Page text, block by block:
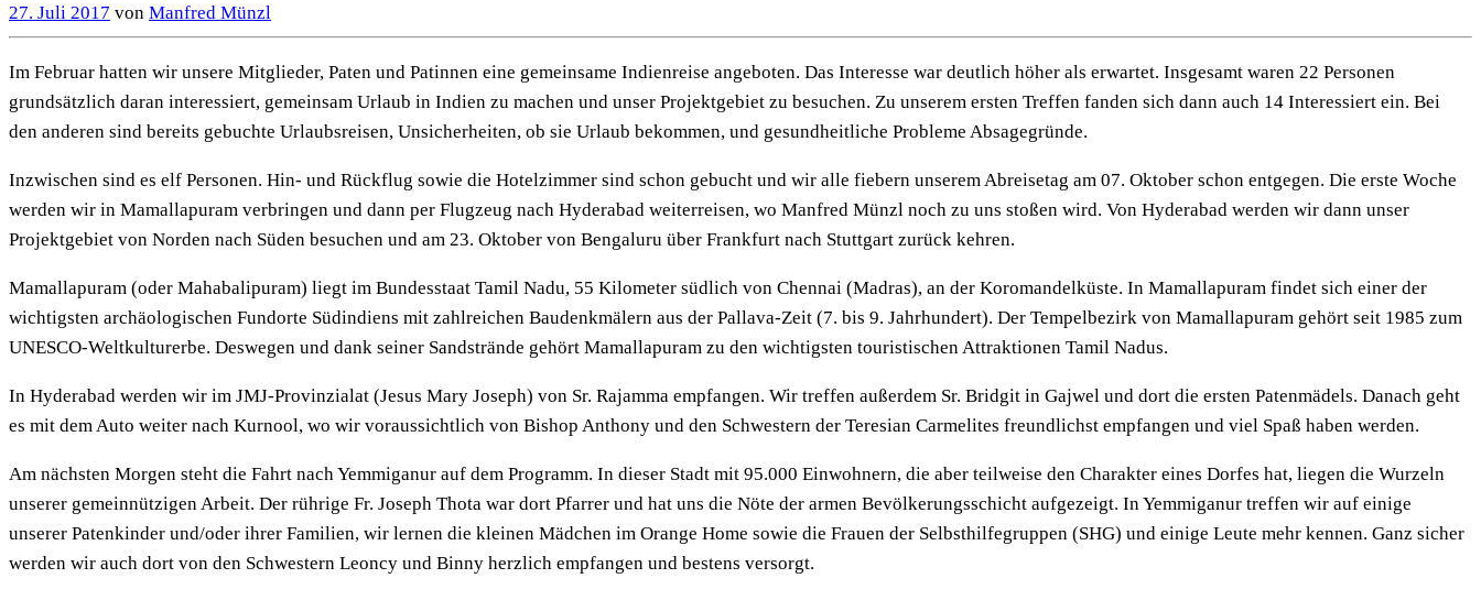
27. Juli 2017 von Manfred Münzl
Im Februar hatten wir unsere Mitglieder, Paten und Patinnen eine gemeinsame Indienreise angeboten. Das Interesse war deutlich höher als erwartet. Insgesamt waren 22 Personen
grundsätzlich daran interessiert, gemeinsam Urlaub in Indien zu machen und unser Projektgebiet zu besuchen. Zu unserem ersten Treffen fanden sich dann auch 14 Interessiert ein. Bei
den anderen sind bereits gebuchte Urlaubsreisen, Unsicherheiten, ob sie Urlaub bekommen, und gesundheitliche Probleme Absagegründe.
Inzwischen sind es elf Personen. Hin- und Rückflug sowie die Hotelzimmer sind schon gebucht und wir alle fiebern unserem Abreisetag am 07. Oktober schon entgegen. Die erste Woche
werden wir in Mamallapuram verbringen und dann per Flugzeug nach Hyderabad weiterreisen, wo Manfred Münzl noch zu uns stoßen wird. Von Hyderabad werden wir dann unser
Projektgebiet von Norden nach Süden besuchen und am 23. Oktober von Bengaluru über Frankfurt nach Stuttgart zurück kehren.
Mamallapuram (oder Mahabalipuram) liegt im Bundesstaat Tamil Nadu, 55 Kilometer südlich von Chennai (Madras), an der Koromandelküste. In Mamallapuram findet sich einer der
wichtigsten archäologischen Fundorte Südindiens mit zahlreichen Baudenkmälern aus der Pallava-Zeit (7. bis 9. Jahrhundert). Der Tempelbezirk von Mamallapuram gehört seit 1985 zum
UNESCO-Weltkulturerbe. Deswegen und dank seiner Sandstrände gehört Mamallapuram zu den wichtigsten touristischen Attraktionen Tamil Nadus.
In Hyderabad werden wir im JMJ-Provinzialat (Jesus Mary Joseph) von Sr. Rajamma empfangen. Wir treffen außerdem Sr. Bridgit in Gajwel und dort die ersten Patenmädels. Danach geht
es mit dem Auto weiter nach Kurnool, wo wir voraussichtlich von Bishop Anthony und den Schwestern der Teresian Carmelites freundlichst empfangen und viel Spaß haben werden.
Am nächsten Morgen steht die Fahrt nach Yemmiganur auf dem Programm. In dieser Stadt mit 95.000 Einwohnern, die aber teilweise den Charakter eines Dorfes hat, liegen die Wurzeln
unserer gemeinnützigen Arbeit. Der rührige Fr. Joseph Thota war dort Pfarrer und hat uns die Nöte der armen Bevölkerungsschicht aufgezeigt. In Yemmiganur treffen wir auf einige
unserer Patenkinder und/oder ihrer Familien, wir lernen die kleinen Mädchen im Orange Home sowie die Frauen der Selbsthilfegruppen (SHG) und einige Leute mehr kennen. Ganz sicher
werden wir auch dort von den Schwestern Leoncy und Binny herzlich empfangen und bestens versorgt.